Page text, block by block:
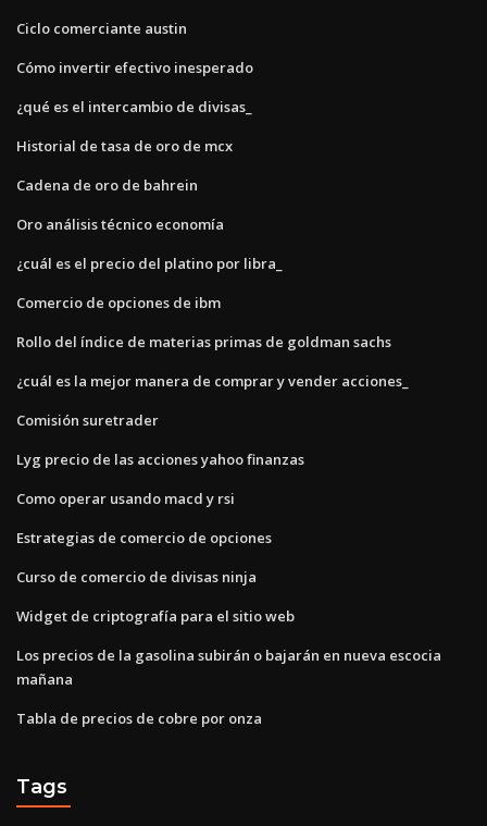
Ciclo comerciante austin
Cómo invertir efectivo inesperado
¿qué es el intercambio de divisas_
Historial de tasa de oro de mcx
Cadena de oro de bahrein
Oro análisis técnico economía
¿cuál es el precio del platino por libra_
Comercio de opciones de ibm
Rollo del índice de materias primas de goldman sachs
¿cuál es la mejor manera de comprar y vender acciones_
Comisión suretrader
Lyg precio de las acciones yahoo finanzas
Como operar usando macd y rsi
Estrategias de comercio de opciones
Curso de comercio de divisas ninja
Widget de criptografía para el sitio web
Los precios de la gasolina subirán o bajarán en nueva escocia
mañana
Tabla de precios de cobre por onza
Tags